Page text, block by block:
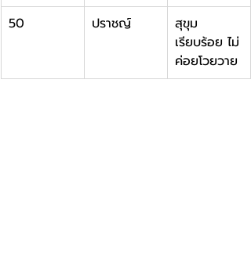
50
ปราชญ์
สุขุม
เรียบร้อย ไม่
ค่อยโวยวาย